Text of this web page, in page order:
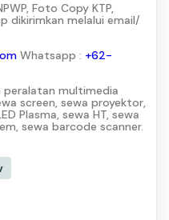
Foto Copy KTP,
dikirimkan melalui email/
Whatsapp : +62-
peralatan multimedia
screen, sewa proyektor,
Plasma, sewa HT, sewa
sewa barcode scanner.